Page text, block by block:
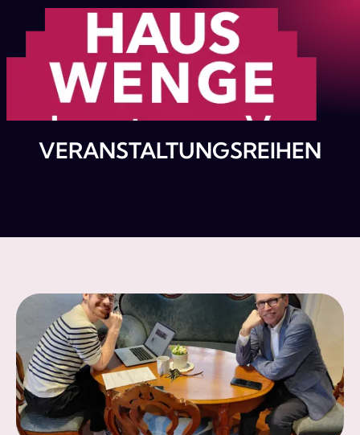
VERANSTALTUNGSREIHEN